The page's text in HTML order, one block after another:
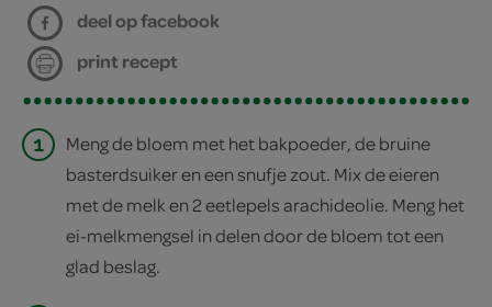
deel op facebook
print recept
1
Meng de bloem met het bakpoeder, de bruine
basterdsuiker en een snufje zout. Mix de eieren
met de melk en 2 eetlepels arachideolie. Meng het
ei-melkmengsel in delen door de bloem tot een
glad beslag.